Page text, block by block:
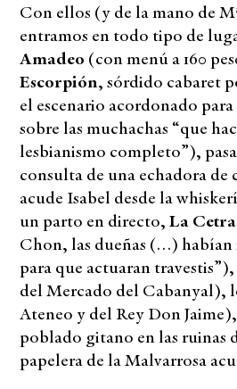
Con ellos (y de la mano de
entramos en todo tipo de
Amadeo (con menú a 160
Escorpión, sórdido cabaret
el escenario acordonado
sobre las muchachas “que
lesbianismo completo”),
consulta de una echadora de
acude Isabel desde la
un parto en directo,La Cetra
Chon, las dueñas (…)
para que actuaran
del Mercado del Cabanyal),
Ateneo y del Rey Don
poblado gitano en las ruinas
papelera de la Malvarrosa